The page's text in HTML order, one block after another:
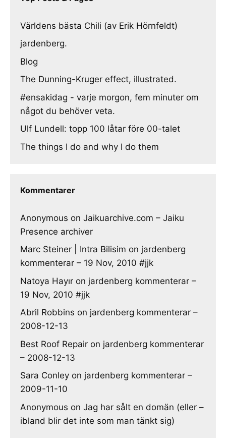
Världens bästa Chili (av Erik Hörnfeldt)
jardenberg.
Blog
The Dunning-Kruger effect, illustrated.
#ensakidag - varje morgon, fem minuter om
något du behöver veta.
Ulf Lundell: topp 100 låtar före 00-talet
The things I do and why I do them
Kommentarer
Anonymous on Jaikuarchive.com – Jaiku
Presence archiver
Marc Steiner | Intra Bilisim on jardenberg
kommenterar – 19 Nov, 2010 #jjk
Natoya Hayır on jardenberg kommenterar –
19 Nov, 2010 #jjk
Abril Robbins on jardenberg kommenterar –
2008-12-13
Best Roof Repair on jardenberg kommenterar
– 2008-12-13
Sara Conley on jardenberg kommenterar –
2009-11-10
Anonymous on Jag har sålt en domän (eller –
ibland blir det inte som man tänkt sig)